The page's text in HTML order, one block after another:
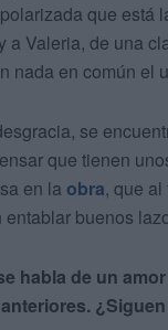
que está
a Valeria, de una
nada en común el
se
que tienen
en la obra, que
buenos
habla de un